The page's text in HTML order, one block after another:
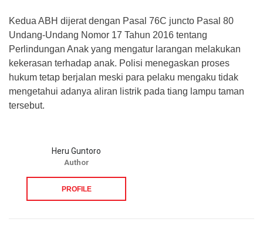
Kedua ABH dijerat dengan Pasal 76C juncto Pasal 80
Undang-Undang Nomor 17 Tahun 2016 tentang
Perlindungan Anak yang mengatur larangan melakukan
kekerasan terhadap anak. Polisi menegaskan proses
hukum tetap berjalan meski para pelaku mengaku tidak
mengetahui adanya aliran listrik pada tiang lampu taman
tersebut.
Heru Guntoro
Author
PROFILE